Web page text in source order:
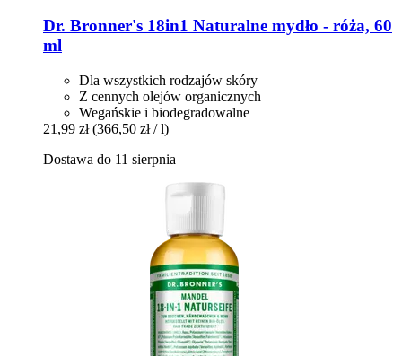
Dr. Bronner's 18in1 Naturalne mydło -​ róża, 60
ml
Dla wszystkich rodzajów skóry
Z cennych olejów organicznych
Wegańskie i biodegradowalne
21,99 zł (366,50 zł / l)
Dostawa do 11 sierpnia